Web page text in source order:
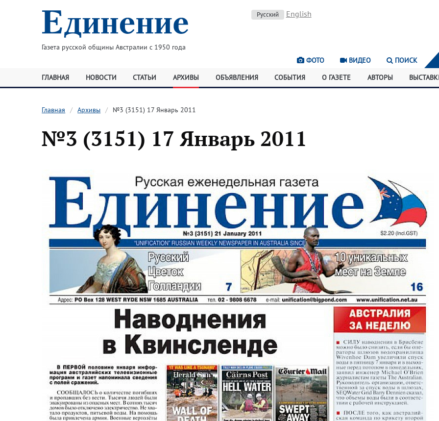
Газета русской общины Австралии с 1950 года
Русский English
ФОТО ВИДЕО
ПОИСК
ГЛАВНАЯ
НОВОСТИ СТАТЬИ АРХИВЫ ОБЪЯВЛЕНИЯ СОБЫТИЯ О ГАЗЕТЕ АВТОРЫ
Главная Архивы №3 (3151) 17 Январь 2011
№3 (3151) 17 Январь 2011